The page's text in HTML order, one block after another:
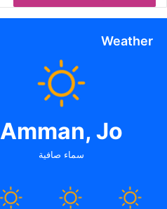
Weather
Amman, Jo
سماء صافية